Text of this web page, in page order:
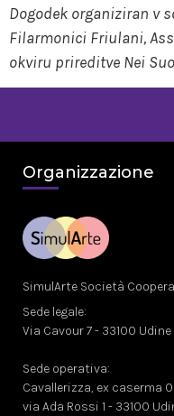
Dogodek organiziran v
Filarmonici Friulani,
okviru prireditve Nei
Organizzazione
SimulArte Società
Sede legale:
Via Cavour 7 - 33100 Udine
Sede operativa:
Cavallerizza, ex caserma
via Ada Rossi 1 - 33100